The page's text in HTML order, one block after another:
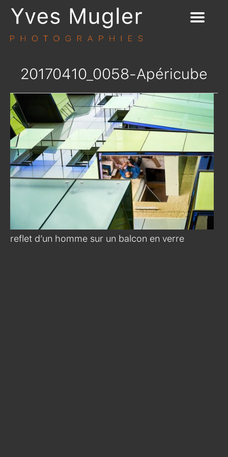
20170410_0058-Apéricube
reflet d’un homme sur un balcon en verre